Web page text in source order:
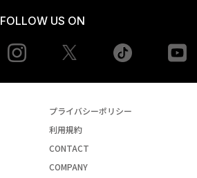
FOLLOW US ON
Instagram tiktok
プライバシーポリシー
利用規約
CONTACT
COMPANY